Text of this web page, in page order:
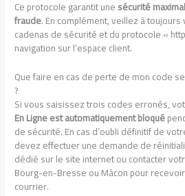
Ce protocole garantit unesécurité
fraude. En complément, veillez à
cadenas de sécurité et du protocole «
navigation sur l’espace client.
Que faire en cas de perte de mon code
?
Si vous saisissez trois codes erronés,
En Ligne est automatiquement bloqué
de sécurité. En cas d’oubli définitif de
devez effectuer une demande de
dédié sur le site internet ou contacter
Bourg-en-Bresse ou Mâcon pour
courrier.